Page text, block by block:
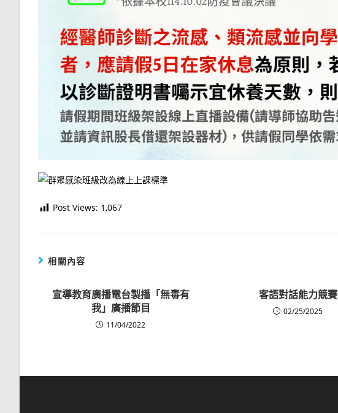
Post Views: 1,067
相關內容
宣導教育廣播電台製播「無毒有
我」廣播節目
11/04/2022
客語對話能力競賽
02/25/2025